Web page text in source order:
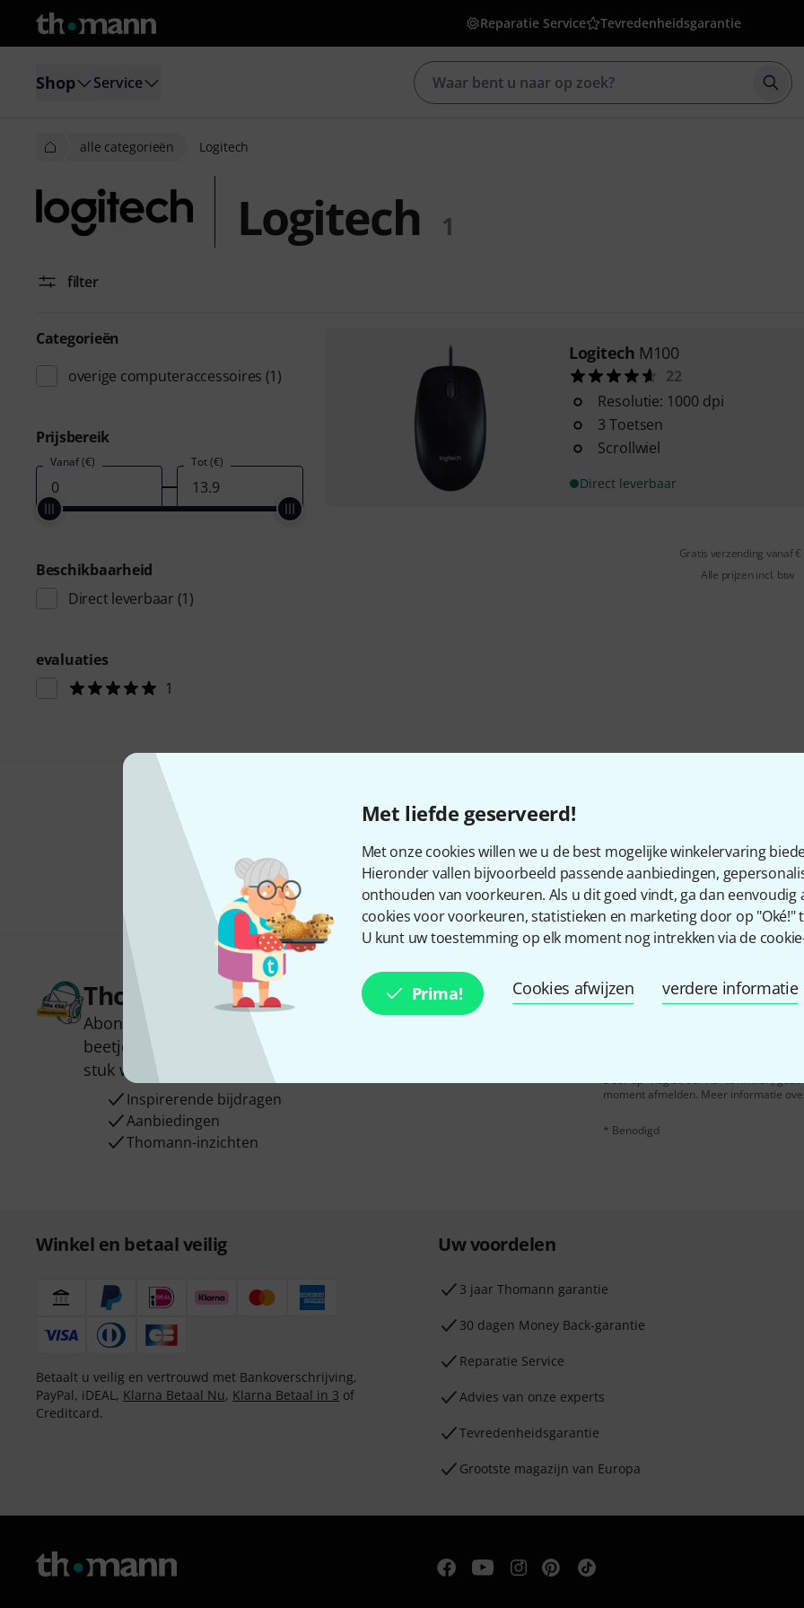
Met liefde geserveerd!
Met onze cookies willen we u de best mogelijke winkelervaring
Hieronder vallen bijvoorbeeld passende aanbiedingen,
onthouden van voorkeuren. Als u dit goed vindt, ga dan
cookies voor voorkeuren, statistieken en marketing door op "Oké!"
U kunt uw toestemming op elk moment nog intrekken via de
Prima! Cookies afwijzen verdere informatie
Reparatie Service Tevredenheidsgarantie
Shop Service
alle categorieën Logitech
Logitech 1
filter
Categorieën
overige computeraccessoires (1)
Prijsbereik
Vanaf (€) Tot (€)
Beschikbaarheid
Direct leverbaar (1)
evaluaties
1
Logitech M100
22
Resolutie: 1000 dpi
3 Toetsen
Scrollwiel
Direct leverbaar
Gratis verzending vanaf €
Alle prijzen incl. btw
Bevalt het wat u ziet?
Delen Hulp & Feedback
Thomann nieuwsbrief
Abonneer u op de Thomann-nieuwsbrief in het Engels en met een
beetje geluk kunt u een van
stuk winnen!
Inspirerende bijdragen
Aanbiedingen
Thomann-inzichten
Door op "Registreer nu" te klikken,
moment afmelden. Meer informatie
* Benodigd
Winkel en betaal veilig
Betaalt u veilig en vertrouwd met Bankoverschrijving,
PayPal, iDEAL, Klarna Betaal Nu, Klarna Betaal in 3 of
Creditcard.
Uw voordelen
3 jaar Thomann garantie
30 dagen Money Back-garantie
Reparatie Service
Advies van onze experts
Tevredenheidsgarantie
Grootste magazijn van Europa